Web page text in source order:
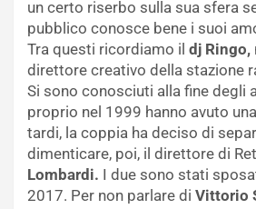
un certo riserbo sulla sua sfera
pubblico conosce bene i suoi
Tra questi ricordiamo il dj Ringo,
direttore creativo della stazione
Si sono conosciuti alla fine degli
proprio nel 1999 hanno avuto
tardi, la coppia ha deciso di
dimenticare, poi, il direttore di
Lombardi. I due sono stati
2017. Per non parlare di Vittorio